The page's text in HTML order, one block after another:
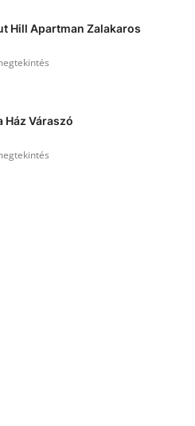
Hill Apartman Zalakaros
Ház Váraszó